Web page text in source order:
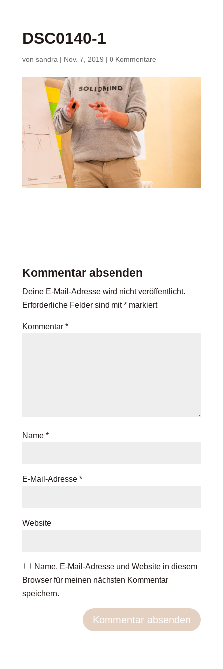
DSC0140-1
von sandra | Nov. 7, 2019 | 0 Kommentare
Kommentar absenden
Deine E-Mail-Adresse wird nicht veröffentlicht.
Erforderliche Felder sind mit*markiert
Kommentar *
Name *
E-Mail-Adresse *
Website
Name, E-Mail-Adresse und Website in diesem
Browser für meinen nächsten Kommentar
speichern.